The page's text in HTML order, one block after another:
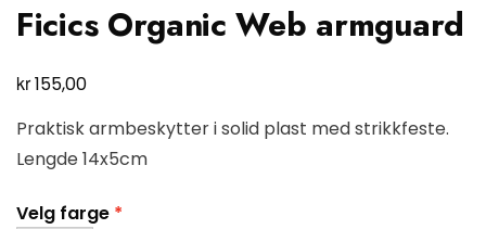
Ficics Organic Web armguard
kr155,00
Praktisk armbeskytter i solid plast med strikkfeste.
Lengde 14x5cm
Velg farge